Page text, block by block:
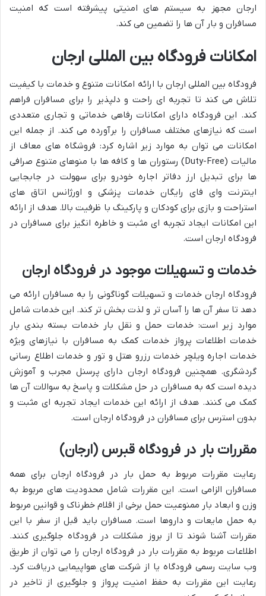
ارجان مجهز به سیستم های امنیتی پیشرفته است که امنیت
مسافران و بار آن ها را تضمین می کند.
امکانات فرودگاه بین المللی ارجان
فرودگاه بین المللی ارجان با ارائه امکانات متنوع و خدمات با کیفیت
تلاش می کند تا تجربه ای راحت و دلپذیر را برای مسافران فراهم
کند. این فرودگاه دارای امکانات رفاهی خدماتی و تجاری متعددی
است که نیازهای مختلف مسافران را برآورده می کند. از جمله این
امکانات می توان به موارد زیر اشاره کرد: فروشگاه های معاف از
مالیات (Duty-Free) رستوران ها و کافه ها با منوهای متنوع صرافی
ها برای تبدیل ارز دفاتر اجاره خودرو برای سهولت در جابجایی
اینترنت وای فای رایگان خدمات پزشکی و اورژانس اتاق های
استراحت و بازی برای کودکان و پارکینگ با ظرفیت بالا. هدف از ارائه
این امکانات ایجاد تجربه ای مثبت و خاطره انگیز برای مسافران در
فرودگاه ارجان است.
خدمات و تسهیلات موجود در فرودگاه ارجان
فرودگاه ارجان خدمات و تسهیلات گوناگونی را به مسافران ارائه می
دهد تا سفر آن ها را آسان تر و لذت بخش تر کند. این خدمات شامل
موارد زیر است: خدمات حمل و نقل بار خدمات بسته بندی بار
خدمات اطلاعات پرواز خدمات کمک به مسافران با نیازهای ویژه
خدمات اجاره ویلچر خدمات رزرو هتل و تور و خدمات اطلاع رسانی
گردشگری. همچنین فرودگاه ارجان دارای پرسنل مجرب و آموزش
دیده است که به مسافران در حل مشکلات و پاسخ به سوالات آن ها
کمک می کنند. هدف از ارائه این خدمات ایجاد تجربه ای مثبت و
بدون استرس برای مسافران در فرودگاه ارجان است.
مقررات بار در فرودگاه قبرس (ارجان)
رعایت مقررات مربوط به حمل بار در فرودگاه ارجان برای همه
مسافران الزامی است. این مقررات شامل محدودیت های مربوط به
وزن و ابعاد بار ممنوعیت حمل برخی از اقلام خطرناک و قوانین مربوط
به حمل مایعات و داروها است. مسافران باید قبل از سفر با این
مقررات آشنا شوند تا از بروز مشکلات در فرودگاه جلوگیری کنند.
اطلاعات مربوط به مقررات بار در فرودگاه ارجان را می توان از طریق
وب سایت رسمی فرودگاه یا از شرکت های هواپیمایی دریافت کرد.
رعایت این مقررات به حفظ امنیت پرواز و جلوگیری از تاخیر در